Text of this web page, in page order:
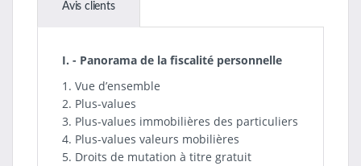
Avis clients
I. - Panorama de la fiscalité personnelle
1. Vue d’ensemble
2. Plus-values
3. Plus-values immobilières des particuliers
4. Plus-values valeurs mobilières
5. Droits de mutation à titre gratuit